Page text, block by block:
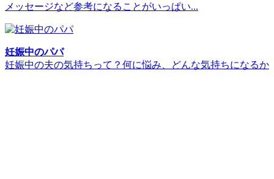
メッセージなど参考になることがいっぱい...
妊娠中のパパ
妊娠中の夫の気持ちって？何に悩み、どんな気持ちになるか